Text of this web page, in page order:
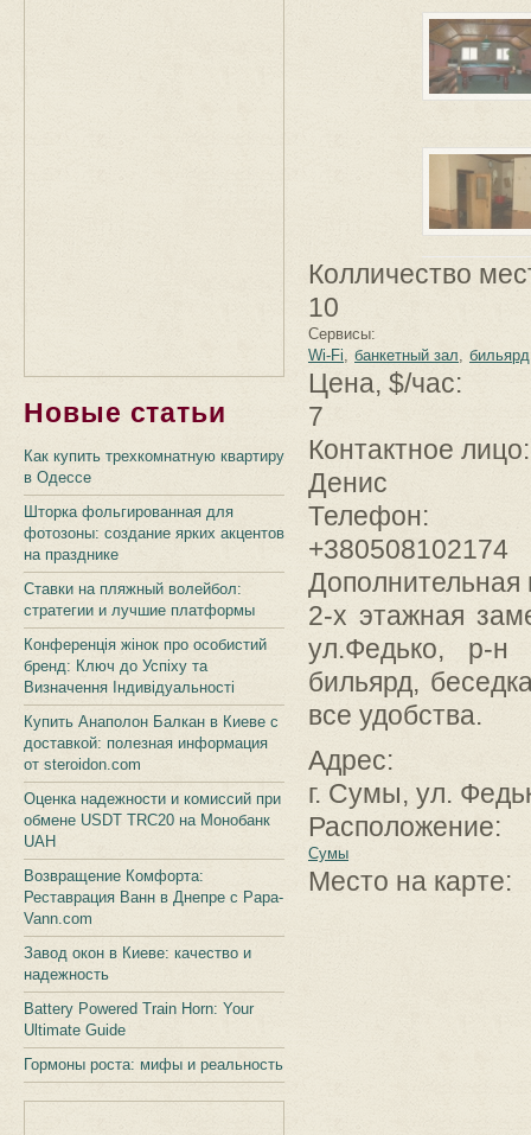
Новые статьи
Как купить трехкомнатную квартиру
в Одессе
Шторка фольгированная для
фотозоны: создание ярких акцентов
на празднике
Ставки на пляжный волейбол:
стратегии и лучшие платформы
Конференція жінок про особистий
бренд: Ключ до Успіху та
Визначення Індивідуальності
Купить Анаполон Балкан в Киеве с
доставкой: полезная информация
от steroidon.com
Оценка надежности и комиссий при
обмене USDT TRC20 на Монобанк
UAH
Возвращение Комфорта:
Реставрация Ванн в Днепре с Papa-
Vann.com
Завод окон в Киеве: качество и
надежность
Battery Powered Train Horn: Your
Ultimate Guide
Гормоны роста: мифы и реальность
Колличество
10
Сервисы:
Wi-Fi
банкетный зал бильярд
Цена, $/час:
7
Контактное
Денис
Телефон:
+380508102174
2-х этажная
ул.Федько, р-н
бильярд,
все удобства.
Адрес:
г. Сумы, ул.
Расположение:
Сумы
Место на карте: